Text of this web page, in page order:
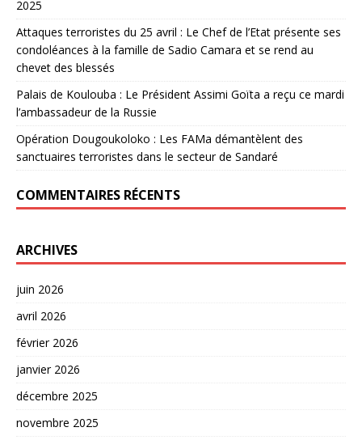
2025
Attaques terroristes du 25 avril : Le Chef de l’Etat présente ses
condoléances à la famille de Sadio Camara et se rend au
chevet des blessés
Palais de Koulouba : Le Président Assimi Goïta a reçu ce mardi
l’ambassadeur de la Russie
Opération Dougoukoloko : Les FAMa démantèlent des
sanctuaires terroristes dans le secteur de Sandaré
COMMENTAIRES RÉCENTS
ARCHIVES
juin 2026
avril 2026
février 2026
janvier 2026
décembre 2025
novembre 2025